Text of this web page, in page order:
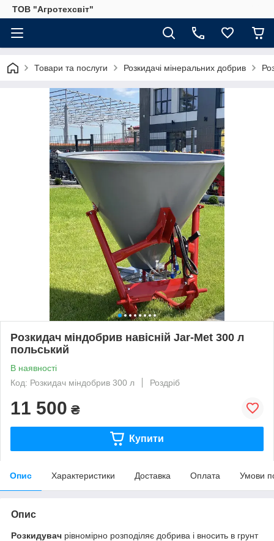
ТОВ "Агротехсвіт"
Товари та послуги Розкидачі мінеральних добрив
Розкидач міндобрив навісній Jar-Met 300 л
польський
В наявності
Код: Розкидач міндобрив 300 л
Роздріб
11 500 ₴
Купити
Опис Характеристики Доставка Оплата Умови
Опис
Розкидувач рівномірно розподіляє добрива і вносить в грунт